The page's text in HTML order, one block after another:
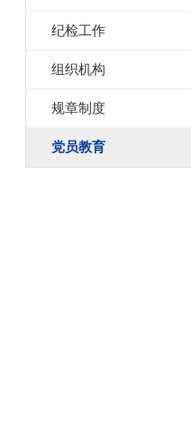
纪检工作
组织机构
规章制度
党员教育